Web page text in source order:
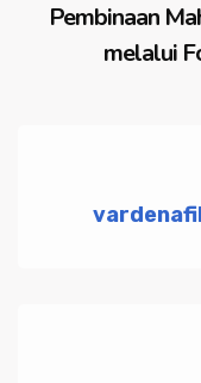
Pembinaan
melalui